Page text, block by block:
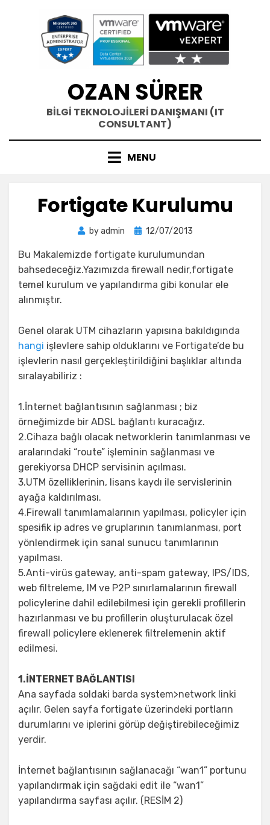
OZAN SÜRER
BİLGİ TEKNOLOJİLERİ DANIŞMANI (IT
CONSULTANT)
MENU
Fortigate Kurulumu
byadmin
Posted
12/07/2013
Bu Makalemizde fortigate kurulumundan
bahsedeceğiz.Yazımızda firewall nedir,fortigate
temel kurulum ve yapılandırma gibi konular ele
alınmıştır.
Genel olarak UTM cihazların yapısına bakıldıgında
hangi işlevlere sahip olduklarını ve Fortigate’de bu
işlevlerin nasıl gerçekleştirildiğini başlıklar altında
sıralayabiliriz :
1.İnternet bağlantısının sağlanması ; biz
örneğimizde bir ADSL bağlantı kuracağız.
2.Cihaza bağlı olacak networklerin tanımlanması ve
aralarındaki “route” işleminin sağlanması ve
gerekiyorsa DHCP servisinin açılması.
3.UTM özelliklerinin, lisans kaydı ile servislerinin
ayağa kaldırılması.
4.Firewall tanımlamalarının yapılması, policyler için
spesifik ip adres ve gruplarının tanımlanması, port
yönlendirmek için sanal sunucu tanımlarının
yapılması.
5.Anti-virüs gateway, anti-spam gateway, IPS/IDS,
web filtreleme, IM ve P2P sınırlamalarının firewall
policylerine dahil edilebilmesi için gerekli profillerin
hazırlanması ve bu profillerin oluşturulacak özel
firewall policylere eklenerek filtrelemenin aktif
edilmesi.
1.İNTERNET BAĞLANTISI
Ana sayfada soldaki barda system>network linki
açılır. Gelen sayfa fortigate üzerindeki portların
durumlarını ve iplerini görüp değiştirebileceğimiz
yerdir.
İnternet bağlantısının sağlanacağı “wan1” portunu
yapılandırmak için sağdaki edit ile “wan1”
yapılandırma sayfası açılır. (RESİM 2)